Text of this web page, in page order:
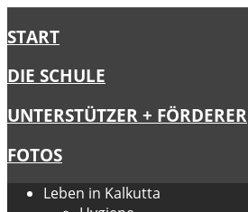
START
DIE SCHULE
UNTERSTÜTZER + FÖRDERER
FOTOS
Leben in Kalkutta